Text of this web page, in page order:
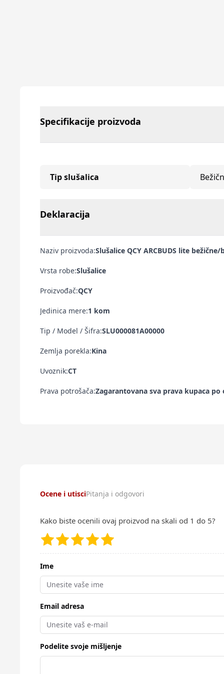
Specifikacije proizvoda
Tip slušalica
Deklaracija
Naziv proizvoda:Slušalice QCY ARCBUDS lite
Vrsta robe:Slušalice
Proizvođač:QCY
Jedinica mere:1 kom
Tip / Model / Šifra:SLU000081A00000
Zemlja porekla:Kina
Uvoznik:CT
Prava potrošača:Zagarantovana sva prava kupaca
Ocene i utisciPitanja i odgovori
Kako biste ocenili ovaj proizvod na skali od 1 do 5?
Ime
Email adresa
Podelite svoje mišljenje